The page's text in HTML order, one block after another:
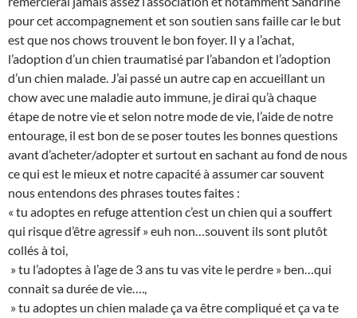
pour cet accompagnement et son soutien sans faille car le but
est que nos chows trouvent le bon foyer. Il y a l’achat,
l’adoption d’un chien traumatisé par l’abandon et l’adoption
d’un chien malade. J’ai passé un autre cap en accueillant un
chow avec une maladie auto immune, je dirai qu’à chaque
étape de notre vie et selon notre mode de vie, l’aide de notre
entourage, il est bon de se poser toutes les bonnes questions
avant d’acheter/adopter et surtout en sachant au fond de nous
ce qui est le mieux et notre capacité à assumer car souvent
nous entendons des phrases toutes faites :
« tu adoptes en refuge attention c’est un chien qui a souffert
qui risque d’être agressif » euh non…souvent ils sont plutôt
collés à toi,
» tu l’adoptes à l’age de 3 ans tu vas vite le perdre » ben…qui
connait sa durée de vie….,
» tu adoptes un chien malade ça va être compliqué et ça va te